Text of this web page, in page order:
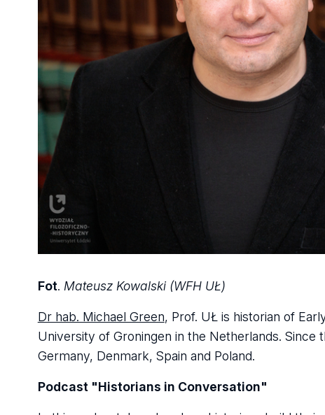
Fot. Mateusz Kowalski (WFH UŁ)
Dr hab. Michael Green, Prof. UŁ is historian of
University of Groningen in the Netherlands. Since
Germany, Denmark, Spain and Poland.
Podcast "Historians in Conversation"